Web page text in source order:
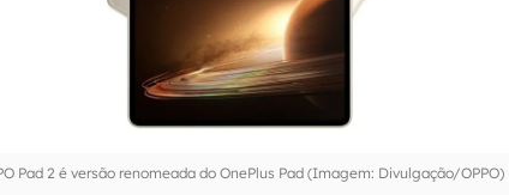
Pad 2 é versão renomeada do OnePlus Pad (Imagem: Divulgação/OPPO)